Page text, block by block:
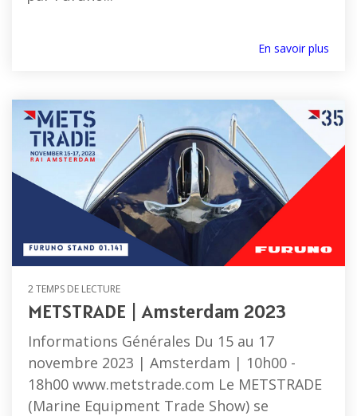
Séries
Radars
météo
Loch doppler et Courantomètres
Compas
gyroscopiques
Capteurs
et
météo
Accessoires
vent
et
météo
En savoir plus
2 TEMPS DE LECTURE
METSTRADE | Amsterdam 2023
Informations Générales Du 15 au 17
novembre 2023 | Amsterdam | 10h00 -
18h00 www.metstrade.com Le METSTRADE
(Marine Equipment Trade Show) se